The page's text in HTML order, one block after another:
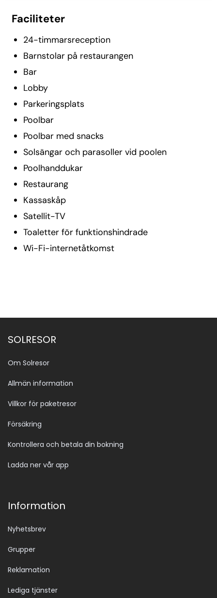
Faciliteter
24-timmarsreception
Barnstolar på restaurangen
Bar
Lobby
Parkeringsplats
Poolbar
Poolbar med snacks
Solsängar och parasoller vid poolen
Poolhanddukar
Restaurang
Kassaskåp
Satellit-TV
Toaletter för funktionshindrade
Wi-Fi-internetåtkomst
SOLRESOR
Om Solresor
Allmän information
Villkor för paketresor
Försäkring
Kontrollera och betala din bokning
Ladda ner vår app
Information
Nyhetsbrev
Grupper
Reklamation
Lediga tjänster